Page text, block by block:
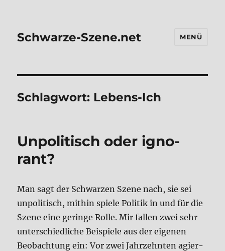
Schwarze-Szene.net MENÜ
Schlagwort: Lebens-Ich
Unpo­li­tisch oder igno­
rant?
Man sagt der Schwar­zen Sze­ne nach, sie sei
unpo­li­tisch, mit­hin spie­le Poli­tik in und für die
Sze­ne eine gerin­ge Rol­le. Mir fal­len zwei sehr
unter­schied­li­che Bei­spie­le aus der eige­nen
Beob­ach­tung ein: Vor zwei Jahr­zehn­ten agier­